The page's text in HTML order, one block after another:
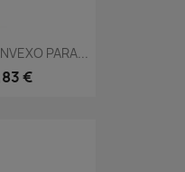
PARA...
€